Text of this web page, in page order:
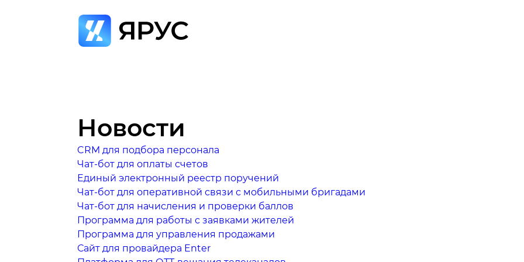
Новости
CRM для подбора персонала
Чат-бот для оплаты счетов
Единый электронный реестр поручений
Чат-бот для оперативной связи с мобильными бригадами
Чат-бот для начисления и проверки баллов
Программа для работы с заявками жителей
Программа для управления продажами
Сайт для провайдера Enter